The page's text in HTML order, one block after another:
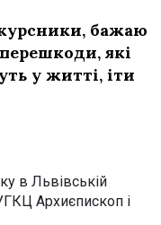
бажаю
які
у житті, іти
в Львівській
Архиєпископ і